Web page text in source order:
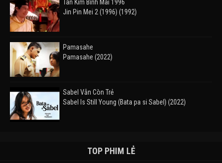
Tân Kim Bình Mai 1996
Jin Pin Mei 2 (1996) (1992)
Pamasahe
Pamasahe (2022)
Sabel Vẫn Còn Trẻ
Sabel Is Still Young (Bata pa si Sabel) (2022)
Takas (2024)TOP PHIM LẺ